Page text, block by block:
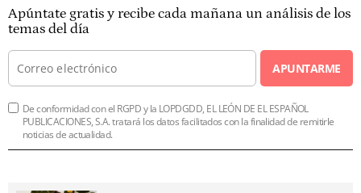
Apúntate gratis y recibe cada mañana un análisis de los
temas del día
APUNTARME
De conformidad con el RGPD y la LOPDGDD, EL LEÓN DE EL ESPAÑOL
PUBLICACIONES, S.A. tratará los datos facilitados con la finalidad de remitirle
noticias de actualidad.